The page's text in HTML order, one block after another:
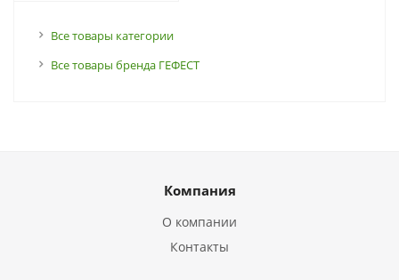
Все товары категории
Все товары бренда ГЕФЕСТ
Компания
О компании
Контакты